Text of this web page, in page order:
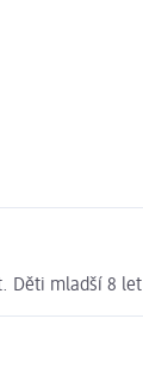
Děti mladší 8